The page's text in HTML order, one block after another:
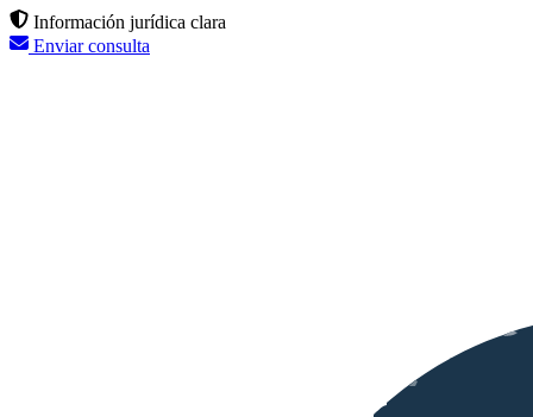
Información jurídica clara
Enviar consulta